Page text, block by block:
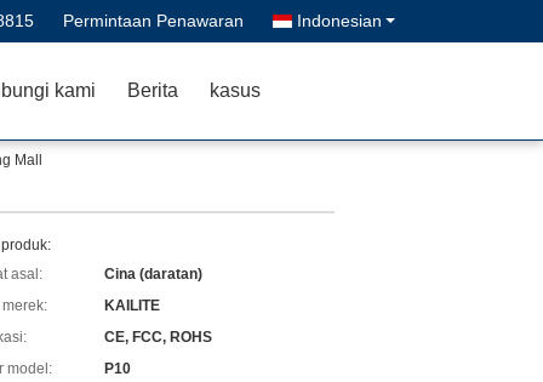
Permintaan Penawaran Indonesian
kami Berita kasus
Mall
asal:
Cina (daratan)
merek:
KAILITE
CE, FCC, ROHS
model:
P10